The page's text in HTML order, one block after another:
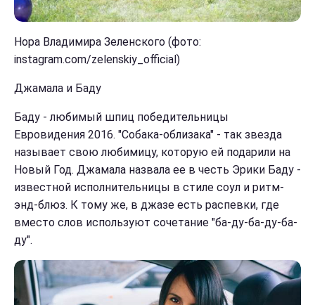
Нора Владимира Зеленского (фото:
instagram.com/zelenskiy_official)
Джамала и Баду
Баду - любимый шпиц победительницы
Евровидения 2016. "Собака-облизака" - так звезда
называет свою любимицу, которую ей подарили на
Новый Год. Джамала назвала ее в честь Эрики Баду -
известной исполнительницы в стиле соул и ритм-
энд-блюз. К тому же, в джазе есть распевки, где
вместо слов используют сочетание "ба-ду-ба-ду-ба-
ду".